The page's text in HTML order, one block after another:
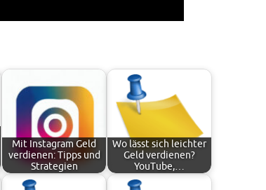
Mit Instagram Geld
verdienen: Tipps und
Strategien
Wo lässt sich leichter
Geld verdienen?
YouTube,…